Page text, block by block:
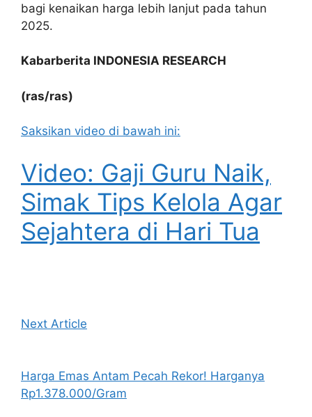
bagi kenaikan harga lebih lanjut pada tahun
2025.
Kabarberita INDONESIA RESEARCH
(ras/ras)
Saksikan video di bawah ini:
Video: Gaji Guru Naik,
Simak Tips Kelola Agar
Sejahtera di Hari Tua
Next Article
Harga Emas Antam Pecah Rekor! Harganya
Rp1.378.000/Gram